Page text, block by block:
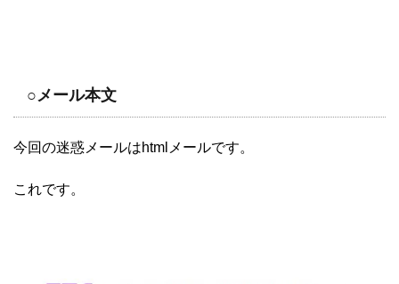
○メール本文
今回の迷惑メールはhtmlメールです。
これです。